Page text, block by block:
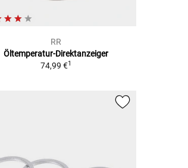
RR
Öltemperatur-Direktanzeiger
74,99 €1